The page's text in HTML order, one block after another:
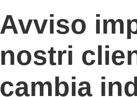
Avviso
nostri
cambia